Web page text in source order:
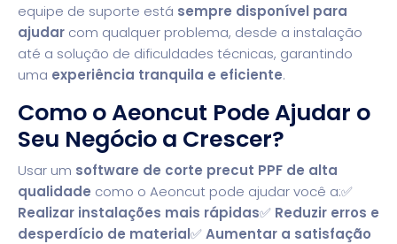
equipe de suporte está sempre disponível para
ajudar com qualquer problema, desde a instalação
até a solução de dificuldades técnicas, garantindo
uma experiência tranquila e eficiente.
Como o Aeoncut Pode Ajudar o
Seu Negócio a Crescer?
Usar um software de corte precut PPF de alta
qualidade como o Aeoncut pode ajudar você a:✅
Realizar instalações mais rápidas✅ Reduzir erros e
desperdício de material✅Aumentar a satisfação